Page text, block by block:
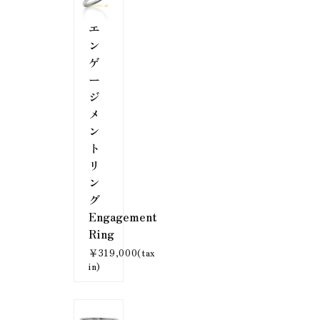
エ
ン
ゲ
ー
ジ
メ
ン
ト
リ
ン
グ
Engagement
Ring
￥319,000(tax
in)